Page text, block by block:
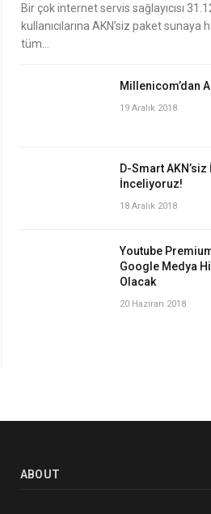
Bir çok internet servis sağlayıcısı
kullanıcılarına AKN’siz paket sunaya
tüm…
Millenicom’dan
19 Aralık 2018
D-Smart
İnceliyoruz!
18 Aralık 2018
Youtube
Google Medya
Olacak
20 Haziran 2018
ABOUT